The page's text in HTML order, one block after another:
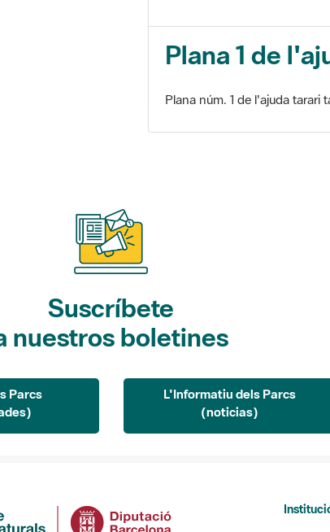
Plana 1 de
Plana núm. 1 de l'ajuda tarari
Suscríbete
nuestros boletines
Parcs
L'Informatiu dels Parcs
(noticias)